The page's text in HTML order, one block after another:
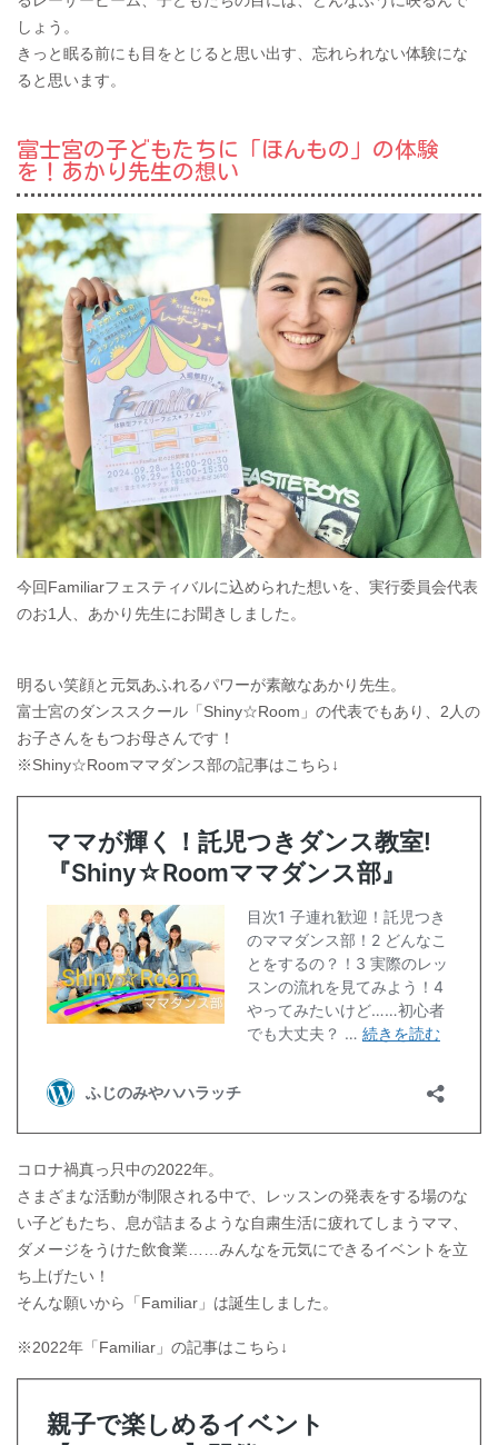
しょう。
きっと眠る前にも目をとじると思い出す、忘れられない体験にな
ると思います。
富士宮の子どもたちに「ほんもの」の体験
を！あかり先生の想い
今回Familiarフェスティバルに込められた想いを、実行委員会代表
のお1人、あかり先生にお聞きしました。
明るい笑顔と元気あふれるパワーが素敵なあかり先生。
富士宮のダンススクール「Shiny☆Room」の代表でもあり、2人の
お子さんをもつお母さんです！
※Shiny☆Roomママダンス部の記事はこちら↓
コロナ禍真っ只中の2022年。
さまざまな活動が制限される中で、レッスンの発表をする場のな
い子どもたち、息が詰まるような自粛生活に疲れてしまうママ、
ダメージをうけた飲食業……みんなを元気にできるイベントを立
ち上げたい！
そんな願いから「Familiar」は誕生しました。
※2022年「Familiar」の記事はこちら↓